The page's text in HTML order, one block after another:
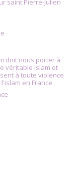
saint Pierre-Julien
doit nous porter à
véritable Islam et
à toute violence
en France